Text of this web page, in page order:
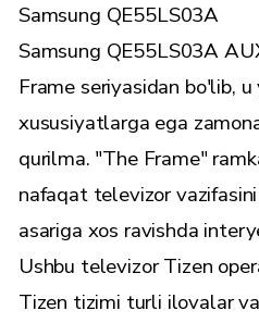
Samsung QE55LS03A
Samsung QE55LS03A
Frame seriyasidan bo'lib,
xususiyatlarga ega
qurilma. "The Frame"
nafaqat televizor
asariga xos ravishda
Ushbu televizor Tizen
Tizen tizimi turli ilovalar